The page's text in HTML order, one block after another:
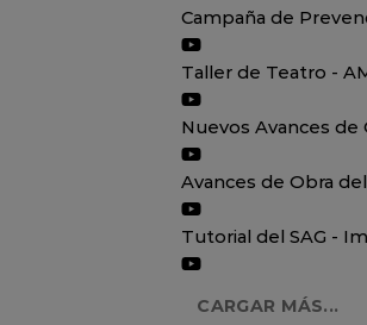
Campaña de
Taller de Teatro -
Nuevos Avances de
Avances de Obra
Tutorial del SAG -
CARGAR MÁS...